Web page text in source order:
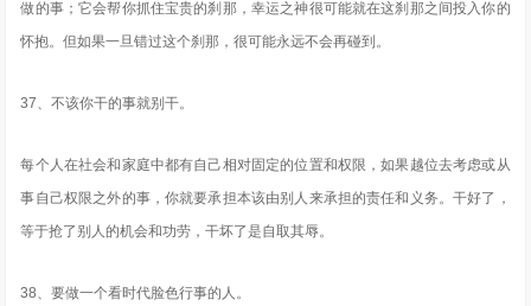
做的事；它会帮你抓住宝贵的刹那，幸运之神很可能就在这刹那之间投入你的
怀抱。但如果一旦错过这个刹那，很可能永远不会再碰到。
37、不该你干的事就别干。
每个人在社会和家庭中都有自己相对固定的位置和权限，如果越位去考虑或从
事自己权限之外的事，你就要承担本该由别人来承担的责任和义务。干好了，
等于抢了别人的机会和功劳，干坏了是自取其辱。
38、要做一个看时代脸色行事的人。